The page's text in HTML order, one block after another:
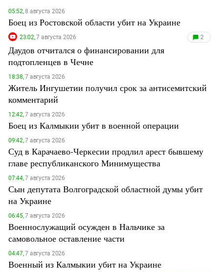
05:52,8 августа 2026
Боец из Ростовской области убит на Украине
23:02,7 августа 2026 2
Даудов отчитался о финансировании для
подтопленцев в Чечне
18:38,7 августа 2026
Житель Ингушетии получил срок за антисемитский
комментарий
12:42,7 августа 2026
Боец из Калмыкии убит в военной операции
09:42,7 августа 2026
Суд в Карачаево-Черкесии продлил арест бывшему
главе республиканского Минимущества
07:44,7 августа 2026
Сын депутата Волгоградской областной думы убит
на Украине
06:45,7 августа 2026
Военнослужащий осужден в Нальчике за
самовольное оставление части
04:47,7 августа 2026
Военный из Калмыкии убит на Украине